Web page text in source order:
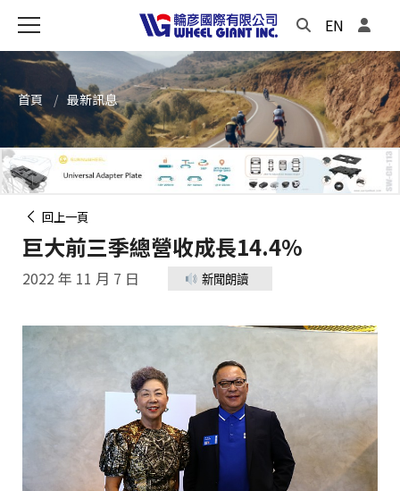
EN
首頁 最新訊息
回上一頁
巨大前三季總營收成長14.4%
2022 年 11 月 7 日 新聞朗讀